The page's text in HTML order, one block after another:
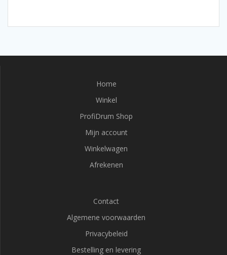
Home
Winkel
ProfiDrum Shop
Mijn account
Winkelwagen
Afrekenen
Contact
Algemene voorwaarden
Privacybeleid
Bestelling en levering